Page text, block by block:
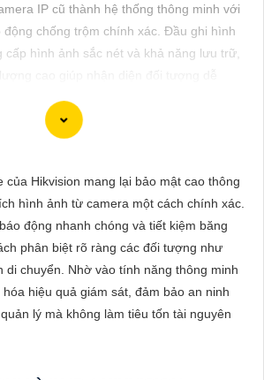
IP cũ thành hệ thống thông minh với
động chống trộm chính xác. Đầu ghi hình
cấp hình ảnh sắc nét và khả năng lưu trữ,
trí khác nhau qua ứng dụng di động hoặc
lại sự thuận tiện trong việc kiểm soát an
của Hikvision mang lại bảo mật cao thông
hình ảnh từ camera một cách chính xác.
động nhanh chóng và tiết kiệm băng
phân biệt rõ ràng các đối tượng như
di chuyển. Nhờ vào tính năng thông minh
hóa hiệu quả giám sát, đảm bảo an ninh
lý mà không làm tiêu tốn tài nguyên